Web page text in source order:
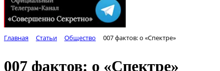
Главная Статьи Общество 007 фактов: о «Cпектре»
007 фактов: о «Cпектре»